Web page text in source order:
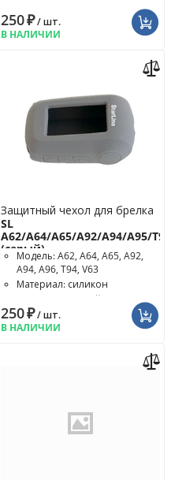
250₽/ шт.
В НАЛИЧИИ
Защитный чехол для брелка
SL
A62/A64/A65/A92/A94/A95/T94
(серый)
Модель: A62, A64, A65, A92,
A94, A96, T94, V63
Материал: силикон
Цвет чехла: серый
250₽/ шт.
В НАЛИЧИИ